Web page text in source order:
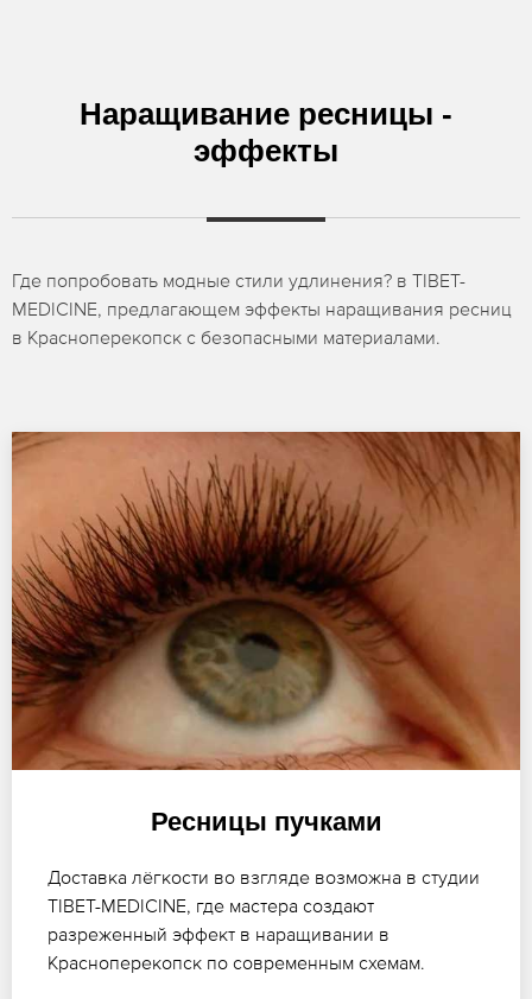
Наращивание ресницы -
эффекты
Где попробовать модные стили удлинения? в TIBET-
MEDICINE, предлагающем эффекты наращивания ресниц
в Красноперекопск с безопасными материалами.
Ресницы пучками
Доставка лёгкости во взгляде возможна в студии
TIBET-MEDICINE, где мастера создают
разреженный эффект в наращивании в
Красноперекопск по современным схемам.